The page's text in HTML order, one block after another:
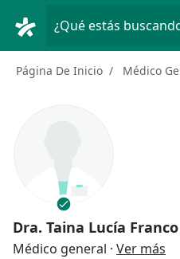
¿Qué estás
Página De Inicio Médico
Dra. Taina Lucía
Médico general · Ver más